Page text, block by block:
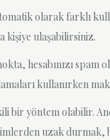
olarak farklı
kişiye ulaşabilirsiniz.
hesabınızı spam
kullanırken
yöntem olabilir.
uzak durmak,